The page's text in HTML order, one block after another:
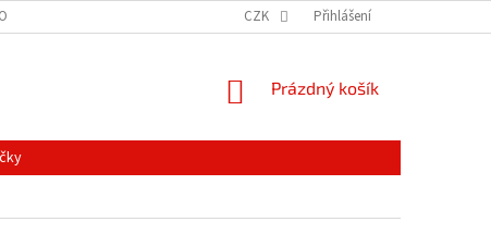
NOVINKY
CZK Přihlášení
NÁKUPNÍ
Prázdný košík